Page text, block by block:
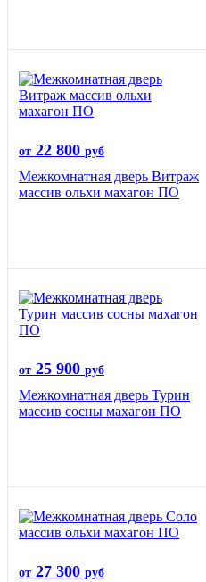
от 22 800 руб
Межкомнатная дверь Витраж
массив ольхи махагон ПО
от 25 900 руб
Межкомнатная дверь Турин
массив сосны махагон ПО
от 27 300 руб